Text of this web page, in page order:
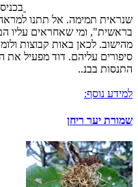
שנראית תמימה. אל תתנו
בראשית", ומי שאחראים עליו
מהישוב. לכאן באות קבוצות
סיפורים עליהם. דוד מפעיל את
התנסות בבנ..
למידע נוסף:
שמורת יער ריחן